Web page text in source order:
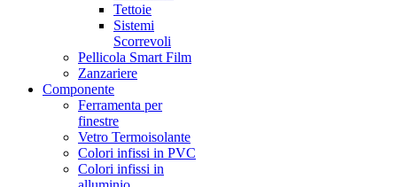
Tettoie
Sistemi
Scorrevoli
Pellicola Smart Film
Zanzariere
Componente
Ferramenta per
finestre
Vetro Termoisolante
Colori infissi in PVC
Colori infissi in